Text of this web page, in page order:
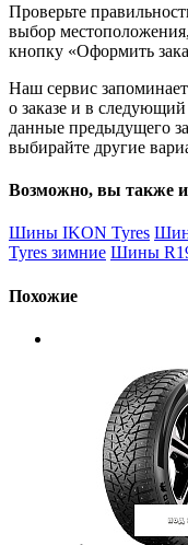
Проверьте
выбор
кнопку «Оформить
Наш сервис
о заказе и в
данные предыдущего
выбирайте другие
Возможно, вы также
Шины IKON Tyres
Tyres зимние Шины
Похожие